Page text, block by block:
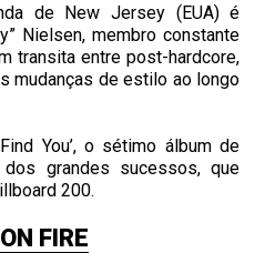
de New Jersey (EUA) é
Nielsen, membro constante
transita entre post-hardcore,
mudanças de estilo ao longo
You’, o sétimo álbum de
grandes sucessos, que
200.
FIRE